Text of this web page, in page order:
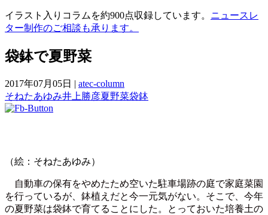
イラスト入りコラムを約900点収録しています。 ニュースレ
ター制作のご相談も承ります。
袋鉢で夏野菜
2017年07月05日 | atec-column
そねたあゆみ井上勝彦夏野菜袋鉢
（絵：そねたあゆみ）
自動車の保有をやめたため空いた駐車場跡の庭で家庭菜園
を行っているが、鉢植えだと今一元気がない。そこで、今年
の夏野菜は袋鉢で育てることにした。とっておいた培養土の